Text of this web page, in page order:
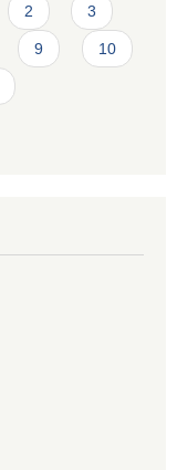
2 3
9 10